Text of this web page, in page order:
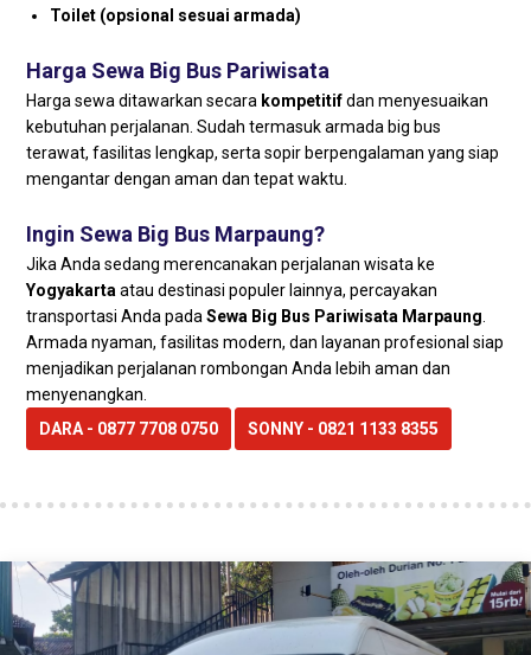
Toilet (opsional sesuai armada)
Harga Sewa Big Bus Pariwisata
Harga sewa ditawarkan secara kompetitifdan menyesuaikan
kebutuhan perjalanan. Sudah termasuk armada big bus
terawat, fasilitas lengkap, serta sopir berpengalaman yang siap
mengantar dengan aman dan tepat waktu.
Ingin Sewa Big Bus Marpaung?
Jika Anda sedang merencanakan perjalanan wisata ke
Yogyakarta atau destinasi populer lainnya, percayakan
transportasi Anda padaSewa Big Bus Pariwisata Marpaung
Armada nyaman, fasilitas modern, dan layanan profesional siap
menjadikan perjalanan rombongan Anda lebih aman dan
menyenangkan.
DARA - 0877 7708 0750
SONNY - 0821 1133 8355